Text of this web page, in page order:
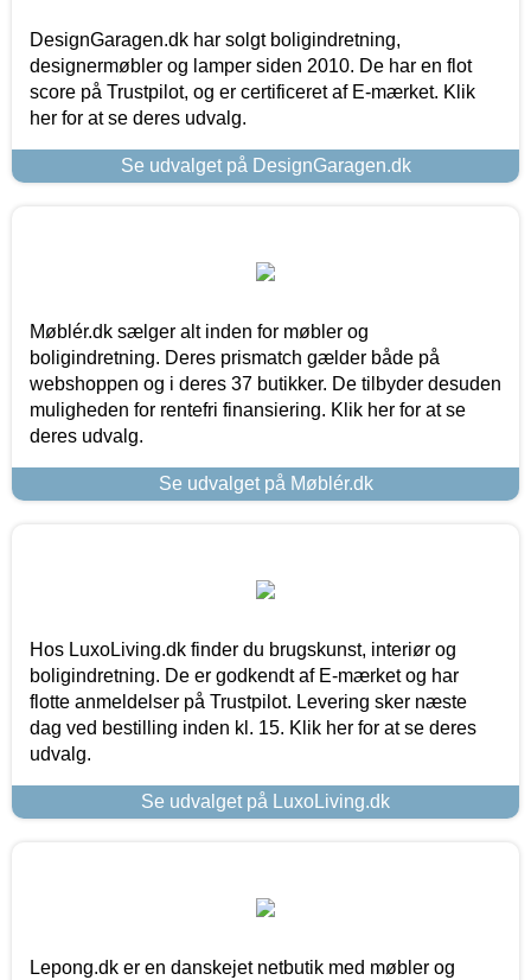
DesignGaragen.dk har solgt boligindretning,
designermøbler og lamper siden 2010. De har en flot
score på Trustpilot, og er certificeret af E-mærket. Klik
her for at se deres udvalg.
Se udvalget på DesignGaragen.dk
Møblér.dk sælger alt inden for møbler og
boligindretning. Deres prismatch gælder både på
webshoppen og i deres 37 butikker. De tilbyder desuden
muligheden for rentefri finansiering. Klik her for at se
deres udvalg.
Se udvalget på Møblér.dk
Hos LuxoLiving.dk finder du brugskunst, interiør og
boligindretning. De er godkendt af E-mærket og har
flotte anmeldelser på Trustpilot. Levering sker næste
dag ved bestilling inden kl. 15. Klik her for at se deres
udvalg.
Se udvalget på LuxoLiving.dk
Lepong.dk er en danskejet netbutik med møbler og